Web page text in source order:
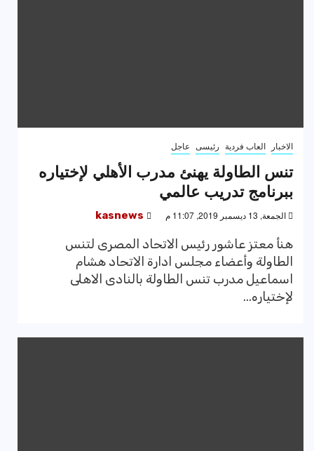
الاخبار العاب فردية رئيسى عاجل
تنس الطاولة يهنئ مدرب الأهلي لإختياره
ببرنامج تدريب عالمي
الجمعة, 13 ديسمبر 2019, 11:07 م kasnews
هنأ معتز عاشور رئيس الاتحاد المصرى لتنس
الطاولة وأعضاء مجلس ادارة الاتحاد هشام
اسماعيل مدرب تنس الطاولة بالنادى الاهلى
لإختياره...